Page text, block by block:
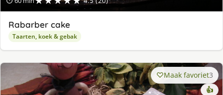
Rabarber cake
Taarten, koek & gebak
Maak favoriet3
👍